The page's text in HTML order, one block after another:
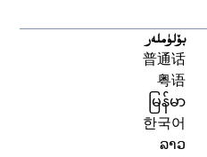
بۆلۈملەر
普通话
粤语
မြန်မာ
한국어
ລາວ